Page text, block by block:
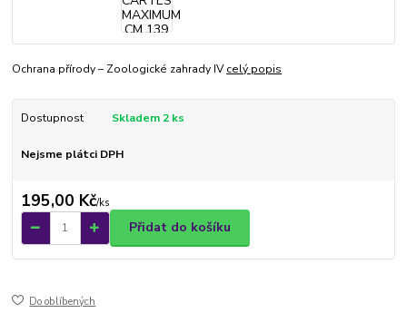
Ochrana přírody – Zoologické zahrady IVcelý popis
Dostupnost Skladem 2 ks
Nejsme plátci DPH
195,00 Kč/ks
Přidat do košíku
Do oblíbených